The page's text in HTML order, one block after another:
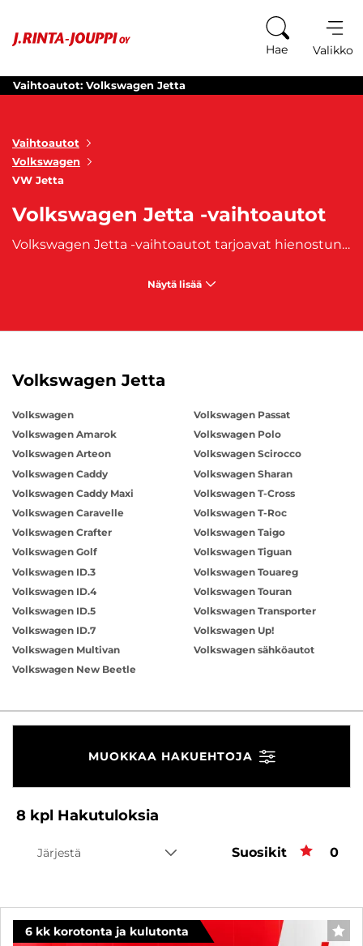
Hae Valikko
Vaihtoautot: Volkswagen Jetta
Vaihtoautot
Volkswagen
VW Jetta
Volkswagen Jetta -vaihtoautot
Volkswagen Jetta -vaihtoautot tarjoavat hienostunutta saksalaista suunnittelua ja insinööritaitoa kohtuulliseen hintaan. Jettan tunnusmerkkejä ovat erinomainen polttoainetaloudellisuus, laadukkaat sisätilat ja luokkansa parhaat turvallisuusominaisuudet. Volkswagen Jetta on alunperin sedan-versio
Näytä lisää
Volkswagen Jetta
Volkswagen
Volkswagen Amarok
Volkswagen Arteon
Volkswagen Caddy
Volkswagen Caddy Maxi
Volkswagen Caravelle
Volkswagen Crafter
Volkswagen Golf
Volkswagen ID.3
Volkswagen ID.4
Volkswagen ID.5
Volkswagen ID.7
Volkswagen Multivan
Volkswagen New Beetle
Volkswagen Passat
Volkswagen Polo
Volkswagen Scirocco
Volkswagen Sharan
Volkswagen T-Cross
Volkswagen T-Roc
Volkswagen Taigo
Volkswagen Tiguan
Volkswagen Touareg
Volkswagen Touran
Volkswagen Transporter
Volkswagen Up!
Volkswagen sähköautot
MUOKKAA HAKUEHTOJA
8 kpl Hakutuloksia
Järjestä Suosikit 0
6 kk korotonta ja kulutonta